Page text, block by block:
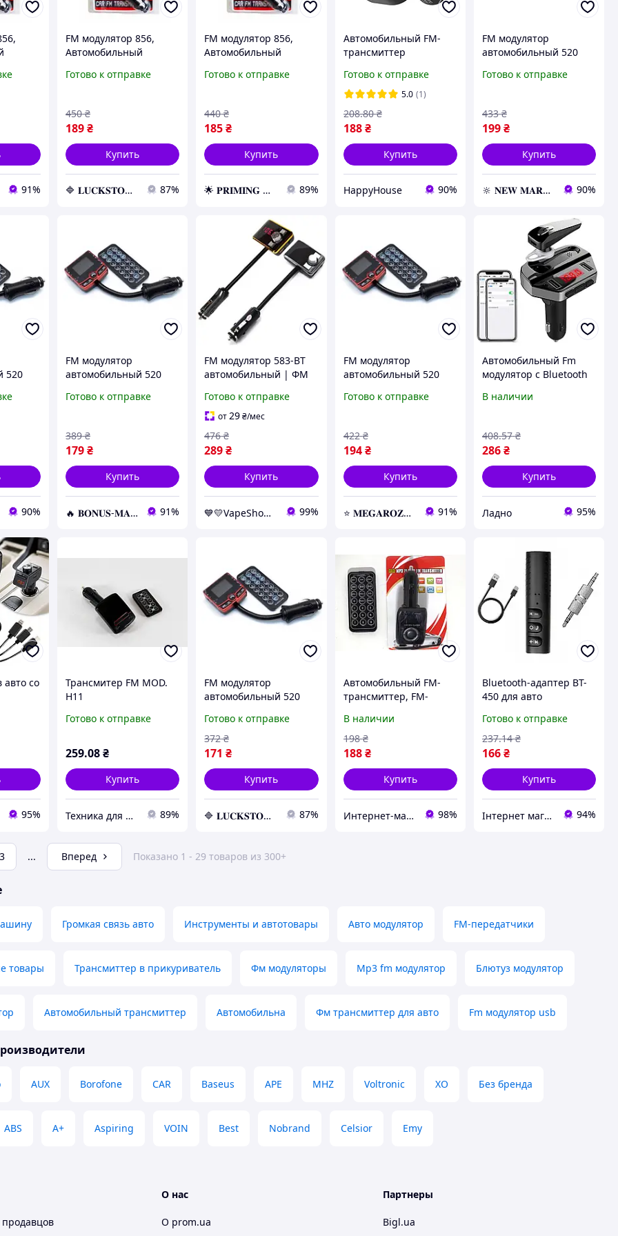
от
91%
FM модулятор 856,
Автомобильный
передатчик для авто от
Готово к отправке
189₴
450 ₴
Купить
🔷 𝐋𝐔𝐂𝐊𝐒𝐓𝐎𝐑𝐄 🔷 – Абсолютно все товары по непревзойденным ценам! 87%
FM модулятор 856,
Автомобильный
передатчик для авто от
Готово к отправке
185₴
440 ₴
Купить
🌟 𝐏𝐑𝐈𝐌𝐈𝐍𝐆 🌟 – Эксклюзивные товары премиум-качества от официального дистрибьютора! 89%
Автомобильный FM-
трансмиттер
HP227
Готово к отправке
5.0 (1)
188 ₴
208.80 ₴
Купить
HappyHouse 90%
FM модулятор
автомобильный 520
прикуривателя, ФМ
трансмиттер
Готово к отправке
199₴
433 ₴
Купить
🔆 𝐍𝐄𝐖 𝐌𝐀𝐑𝐊𝐄𝐓 🔆 – Продукция премиум-класса от официального представителя! 90%
520
ФМ
90%
FM модулятор
автомобильный 520
прикуривателя, ФМ
трансмиттер
Готово к отправке
179₴
389 ₴
Купить
🔥 𝐁𝐎𝐍𝐔𝐒-𝐌𝐀𝐑𝐊𝐄𝐓 🔥 – Трендовые товары по лучшим ценам 91%
FM модулятор 583-BT
автомобильный | ФМ
трансмиттер
Готово к отправке
от29₴/мес
289₴
476 ₴
Купить
💙💛VapeShop💨"La VapoR"💨 99%
FM модулятор
автомобильный 520
прикуривателя, ФМ
трансмиттер
Готово к отправке
194 ₴
422 ₴
Купить
⭐️ 𝐌𝐄𝐆𝐀𝐑𝐎𝐙𝐏𝐑𝐎𝐃𝐀𝐙𝐇 ⭐️ – Новейшие товары по самым доступным ценам 91%
Автомобильный Fm
модулятор с Bluetooth
USB Модулятор в
mp3, micro SD
В наличии
286₴
408.57 ₴
Купить
Ладно 95%
авто со
/
авто
95%
Трансмитер FM MOD.
H11
Готово к отправке
259.08₴
Купить
Техника для всей семьи от RVK 89%
FM модулятор
автомобильный 520
прикуривателя, ФМ
модулятор
трансмиттер
Готово к отправке
171 ₴
372 ₴
Купить
🔷 𝐋𝐔𝐂𝐊𝐒𝐓𝐎𝐑𝐄 🔷 – Абсолютно все товары по непревзойденным ценам! 87%
Автомобильный FM-
трансмиттер, FM-
В наличии
188 ₴
198 ₴
Купить
Интернет-магазин "МадивиС" 98%
Bluetooth-адаптер BT-
450 для авто
Готово к отправке
166₴
237.14 ₴
Купить
Інтернет магазин Сенс 94%
3 ... Вперед Показано 1 - 29 товаров из 300+
Громкая связь авто Инструменты и автотовары Авто модулятор FM-передатчики
товары Трансмиттер в прикуриватель Фм модуляторы Mp3 fm модулятор Блютуз модулятор
Автомобильный трансмиттер Автомобильна Фм трансмиттер для авто Fm модулятор usb
AUX Borofone CAR Baseus APE MHZ Voltronic XO Без бренда
ABS A+ Aspiring VOIN Best Nobrand Celsior Emy
О нас
О prom.ua
Партнеры
Bigl.ua